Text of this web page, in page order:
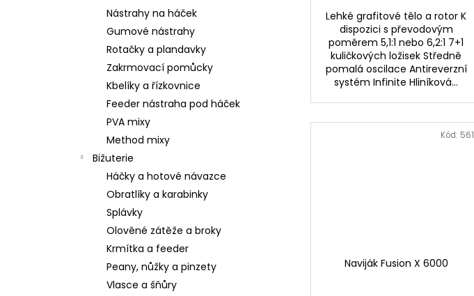
Nástrahy na háček
Gumové nástrahy
Rotačky a plandavky
Zakrmovací pomůcky
Kbelíky a řízkovnice
Feeder nástraha pod háček
PVA mixy
Method mixy
Bižuterie
Háčky a hotové návazce
Obratlíky a karabinky
Splávky
Olověné zátěže a broky
Krmítka a feeder
Peany, nůžky a pinzety
Vlasce a šňůry
Lehké grafitové tělo a rotor K
dispozici s převodovým
poměrem 5,1:1 nebo 6,2:1 7+1
kuličkových ložisek Středně
pomalá oscilace Antireverzní
systém Infinite Hliníková...
Naviják Fusion X 6000
Kód: 561